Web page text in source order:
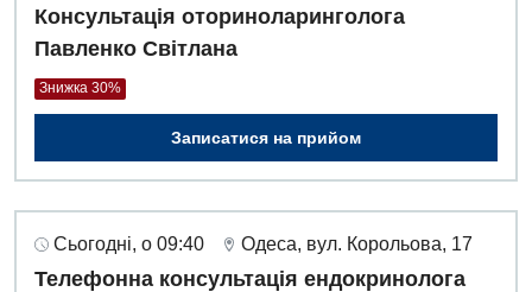
Дитяча хірургія
Педіатрія
Консультація оториноларинголога
Павленко Світлана
Знижка 30%
Записатися на прийом
Сьогодні, о 09:40 Одеса, вул. Корольова, 17
Телефонна консультація ендокринолога